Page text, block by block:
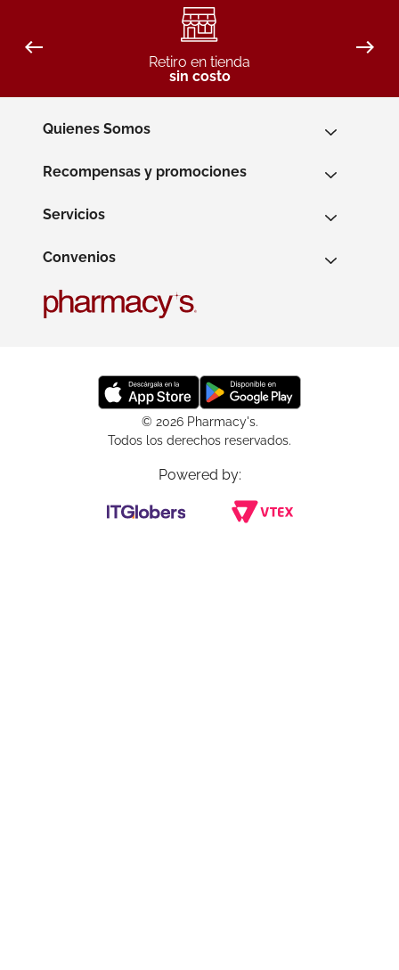
Retiro en tienda
sin costo
Quienes Somos
Recompensas y promociones
Servicios
Convenios
© 2026 Pharmacy's.
Todos los derechos reservados.
Powered by: